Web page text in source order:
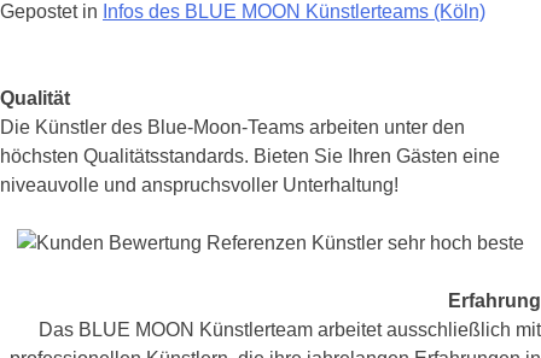
Gepostet in Infos des BLUE MOON Künstlerteams (Köln)
Posts
Navigation
Qualität
Die Künstler des Blue-Moon-Teams arbeiten unter den
höchsten Qualitätsstandards. Bieten Sie Ihren Gästen eine
niveauvolle und anspruchsvoller Unterhaltung!
Erfahrung
Das BLUE MOON Künstlerteam arbeitet ausschließlich mit